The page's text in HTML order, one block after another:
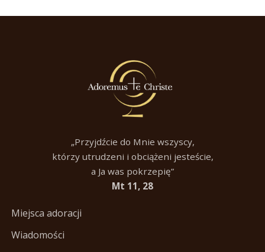
„Przyjdźcie do Mnie wszyscy,
którzy utrudzeni i obciążeni jesteście,
a Ja was pokrzepię”
Mt 11, 28
Miejsca adoracji
Wiadomości